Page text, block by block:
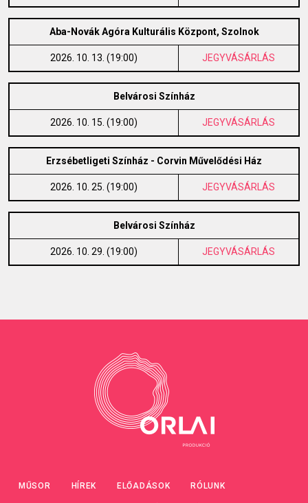
Aba-Novák Agóra Kulturális Központ, Szolnok
2026. 10. 13. (19:00) JEGYVÁSÁRLÁS
Belvárosi Színház
2026. 10. 15. (19:00) JEGYVÁSÁRLÁS
Erzsébetligeti Színház - Corvin Művelődési Ház
2026. 10. 25. (19:00) JEGYVÁSÁRLÁS
Belvárosi Színház
2026. 10. 29. (19:00) JEGYVÁSÁRLÁS
MŰSOR HÍREK ELŐADÁSOK RÓLUNK